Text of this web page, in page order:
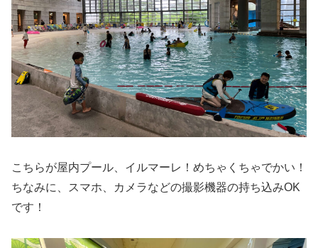
こちらが屋内プール、イルマーレ！めちゃくちゃでかい！
ちなみに、スマホ、カメラなどの撮影機器の持ち込みOK
です！